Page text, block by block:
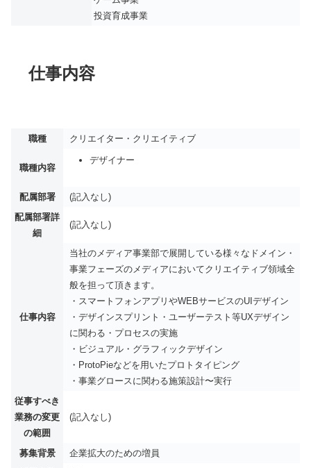
投資育成事業
仕事内容
職種 クリエイター・クリエイティブ
職種内容
デザイナー
配属部署
(記入なし)
配属部署詳
細
(記入なし)
仕事内容
当社のメディア事業部で展開している様々なドメイン・
事業フェーズのメディアにおいてクリエイティブ領域全
般を担って頂きます。
・スマートフォンアプリやWEBサービスのUIデザイン
・デザインスプリント・ユーザーテスト等UXデザイン
に関わる・プロセスの実施
・ビジュアル・グラフィックデザイン
・ProtoPieなどを用いたプロトタイピング
・事業グロースに関わる施策設計〜実行
従事すべき
業務の変更
の範囲
(記入なし)
募集背景
企業拡大のための増員